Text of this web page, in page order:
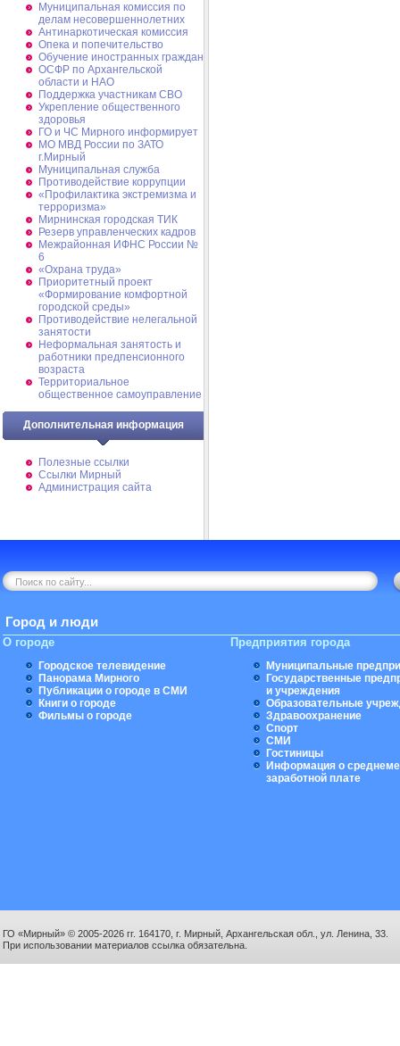
Муниципальная комиссия по
делам несовершеннолетних
Антинаркотическая комиссия
Опека и попечительство
Обучение иностранных граждан
ОСФР по Архангельской
области и НАО
Поддержка участникам СВО
Укрепление общественного
здоровья
ГО и ЧС Мирного информирует
МО МВД России по ЗАТО
г.Мирный
Муниципальная cлужба
Противодействие коррупции
«Профилактика экстремизма и
терроризма»
Мирнинская городская ТИК
Резерв управленческих кадров
Межрайонная ИФНС России №
6
«Охрана труда»
Приоритетный проект
«Формирование комфортной
городской среды»
Противодействие нелегальной
занятости
Неформальная занятость и
работники предпенсионного
возраста
Территориальное
общественное самоуправление
Дополнительная информация
Полезные ссылки
Ссылки Мирный
Администрация сайта
Город и люди
О городе
Городское телевидение
Панорама Мирного
Публикации о городе в СМИ
Книги о городе
Фильмы о городе
Предприятия города
Муниципальные
Государственные
и учреждения
Образовательные
Здравоохранение
Спорт
СМИ
Гостиницы
Информация о
заработной плате
ГО «Мирный» © 2005-2026 гг. 164170, г. Мирный, Архангельская обл., ул. Ленина, 33.
При использовании материалов ссылка обязательна.